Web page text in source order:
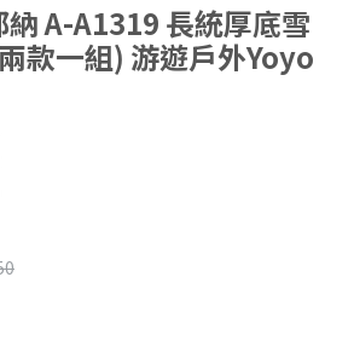
A-A1319 長統厚底雪
款一組) 游遊戶外Yoyo